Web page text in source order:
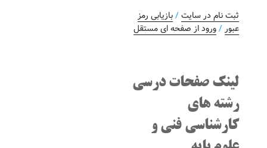
ثبت نام در سایت/بازیابی رمز
عبور /ورود از صفحه ای مستقل
لینک صفحات درسی
رشته های
کارشناسی فنی و